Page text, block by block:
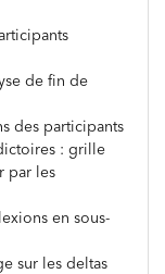
de fin de
des participants
: grille
par les
en sous-
sur les deltas